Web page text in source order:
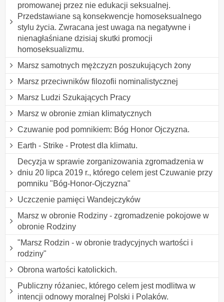
promowanej przez nie edukacji seksualnej.
Przedstawiane są konsekwencje homoseksualnego
stylu życia. Zwracana jest uwaga na negatywne i
nienagłaśniane dzisiaj skutki promocji
homoseksualizmu.
Marsz samotnych mężczyzn poszukujących żony
Marsz przeciwników filozofii nominalistycznej
Marsz Ludzi Szukających Pracy
Marsz w obronie zmian klimatycznych
Czuwanie pod pomnikiem: Bóg Honor Ojczyzna.
Earth - Strike - Protest dla klimatu.
Decyzja w sprawie zorganizowania zgromadzenia w
dniu 20 lipca 2019 r., którego celem jest Czuwanie przy
pomniku "Bóg-Honor-Ojczyzna"
Uczczenie pamięci Wandejczyków
Marsz w obronie Rodziny - zgromadzenie pokojowe w
obronie Rodziny
"Marsz Rodzin - w obronie tradycyjnych wartości i
rodziny"
Obrona wartości katolickich.
Publiczny różaniec, którego celem jest modlitwa w
intencji odnowy moralnej Polski i Polaków.